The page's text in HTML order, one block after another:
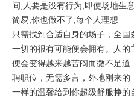
间,人要是没有行为,即使场地生
简易,你也做不了,每个人理想
只需找到合适自身的场子，全国
一切的很有可能便会拥有。人的
便会变得越来越苦闷而微不足
聘职位，无需多言，外地刚来
一样的温馨给到你超级舒服挣